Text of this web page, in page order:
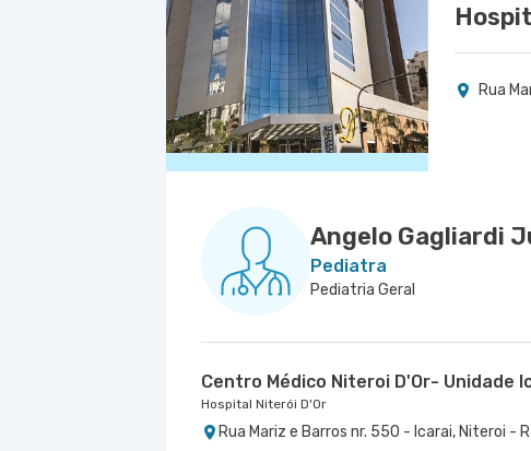
Rua
Angelo Gagliardi
Pediatra
Pediatria Geral
Centro Médico Niteroi D'Or- Unidade
Hospital Niterói D'Or
Rua Mariz e Barros nr. 550 - Icarai, Niteroi -